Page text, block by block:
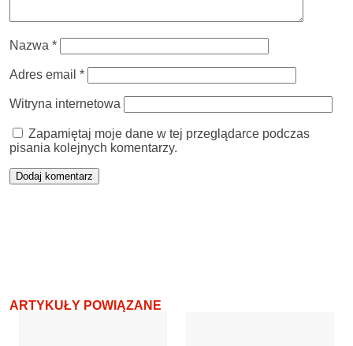
Nazwa *
Adres email *
Witryna internetowa
Zapamiętaj moje dane w tej przeglądarce podczas
pisania kolejnych komentarzy.
ARTYKUŁY POWIĄZANE